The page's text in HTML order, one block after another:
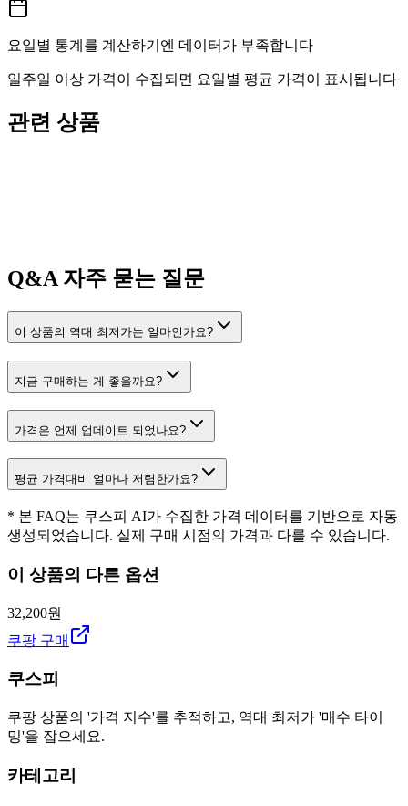
요일별 통계를 계산하기엔 데이터가 부족합니다
일주일 이상 가격이 수집되면 요일별 평균 가격이 표시됩니다
관련 상품
Q&A자주 묻는 질문
이 상품의 역대 최저가는 얼마인가요?
지금 구매하는 게 좋을까요?
가격은 언제 업데이트 되었나요?
평균 가격대비 얼마나 저렴한가요?
* 본 FAQ는 쿠스피 AI가 수집한 가격 데이터를 기반으로 자동
생성되었습니다. 실제 구매 시점의 가격과 다를 수 있습니다.
이 상품의 다른 옵션
32,200원
쿠팡 구매
쿠스피
쿠팡 상품의 '가격 지수'를 추적하고, 역대 최저가 '매수 타이
밍'을 잡으세요.
카테고리